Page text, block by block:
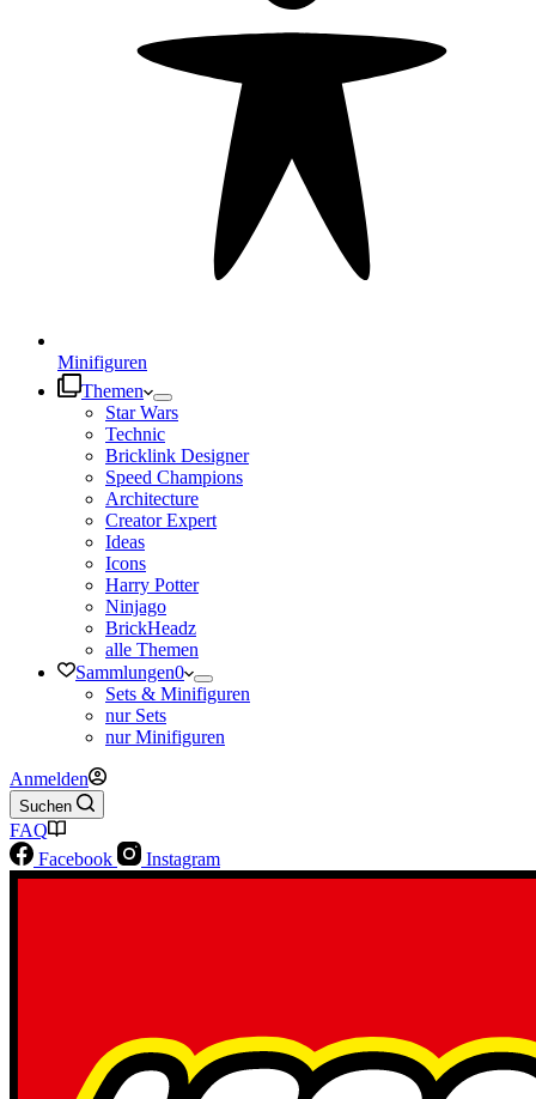
Minifiguren
Themen
Star Wars
Technic
Bricklink Designer
Speed Champions
Architecture
Creator Expert
Ideas
Icons
Harry Potter
Ninjago
BrickHeadz
alle Themen
Sammlungen0
Sets & Minifiguren
nur Sets
nur Minifiguren
Anmelden
Suchen
FAQ
Facebook
Instagram